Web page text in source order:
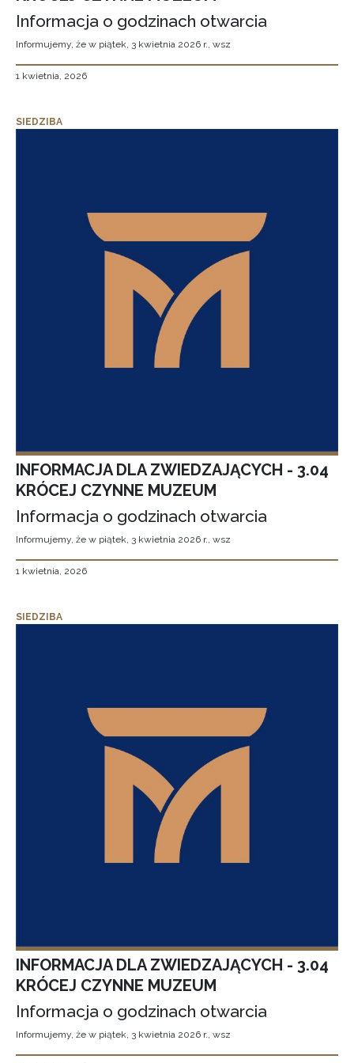
Informacja o godzinach otwarcia
Informujemy, że w piątek, 3 kwietnia 2026 r., wsz
1 kwietnia, 2026
SIEDZIBA
INFORMACJA DLA ZWIEDZAJĄCYCH - 3.04
KRÓCEJ CZYNNE MUZEUM
Informacja o godzinach otwarcia
Informujemy, że w piątek, 3 kwietnia 2026 r., wsz
1 kwietnia, 2026
SIEDZIBA
INFORMACJA DLA ZWIEDZAJĄCYCH - 3.04
KRÓCEJ CZYNNE MUZEUM
Informacja o godzinach otwarcia
Informujemy, że w piątek, 3 kwietnia 2026 r., wsz